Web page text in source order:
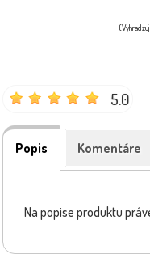
5.0
Popis Komentáre
Na popise produktu